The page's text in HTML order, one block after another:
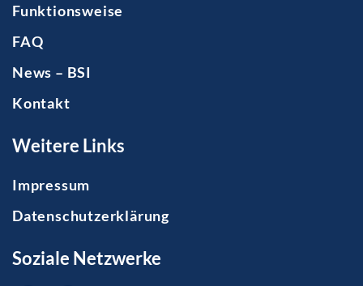
Funktionsweise
FAQ
News – BSI
Kontakt
Weitere Links
Impressum
Datenschutzerklärung
Soziale Netzwerke